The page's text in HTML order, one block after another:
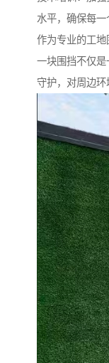
水平，确保每一
作为专业的工
一块围挡不仅
守护，对周边环